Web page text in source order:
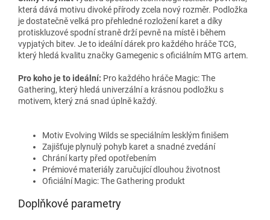
která dává motivu divoké přírody zcela nový rozměr. Podložka
je dostatečně velká pro přehledné rozložení karet a díky
protiskluzové spodní straně drží pevně na místě i během
vypjatých bitev. Je to ideální dárek pro každého hráče TCG,
který hledá kvalitu značky Gamegenic s oficiálním MTG artem.
Pro koho je to ideální: Pro každého hráče Magic: The
Gathering, který hledá univerzální a krásnou podložku s
motivem, který zná snad úplně každý.
Motiv Evolving Wilds se speciálním lesklým finišem
Zajišťuje plynulý pohyb karet a snadné zvedání
Chrání karty před opotřebením
Prémiové materiály zaručující dlouhou životnost
Oficiální Magic: The Gathering produkt
Doplňkové parametry